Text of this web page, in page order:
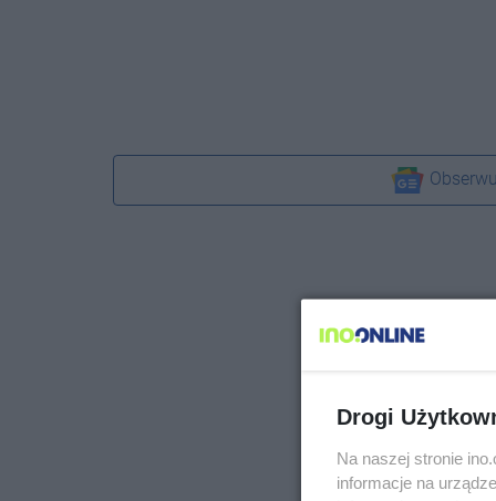
Drogi
Na naszej stronie
informacje na